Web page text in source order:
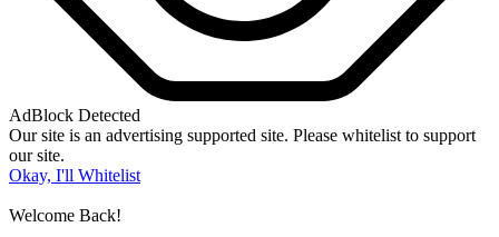
AdBlock Detected
Our site is an advertising supported site. Please whitelist to support
our site.
Okay, I'll Whitelist
Welcome Back!